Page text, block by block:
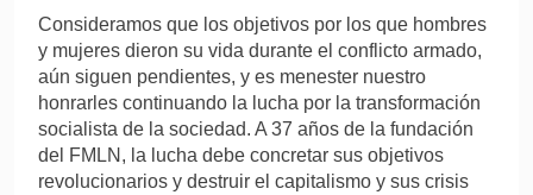
Consideramos que los objetivos por los que hombres
y mujeres dieron su vida durante el conflicto armado,
aún siguen pendientes, y es menester nuestro
honrarles continuando la lucha por la transformación
socialista de la sociedad. A 37 años de la fundación
del FMLN, la lucha debe concretar sus objetivos
revolucionarios y destruir el capitalismo y sus crisis